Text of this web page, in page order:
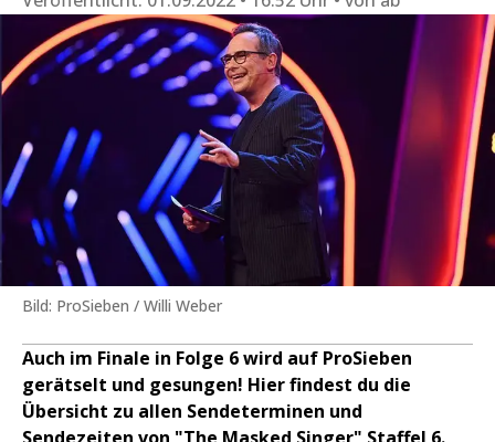
Bild: ProSieben / Willi Weber
Auch im Finale in Folge 6 wird auf ProSieben
gerätselt und gesungen! Hier findest du die
Übersicht zu allen Sendeterminen und